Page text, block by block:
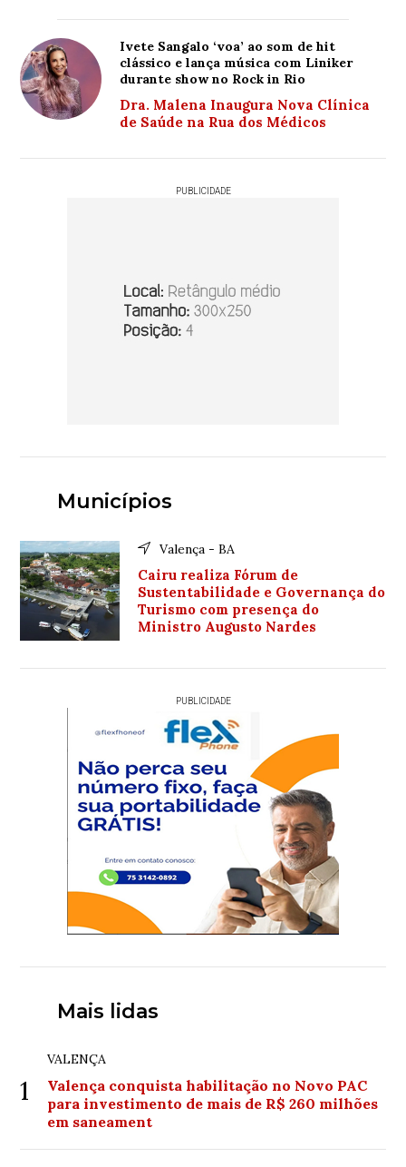
Ivete Sangalo ‘voa’ ao som de hit
clássico e lança música com Liniker
durante show no Rock in Rio
Dra. Malena Inaugura Nova Clínica
de Saúde na Rua dos Médicos
PUBLICIDADE
Municípios
Valença - BA
Cairu realiza Fórum de
Sustentabilidade e Governança do
Turismo com presença do
Ministro Augusto Nardes
PUBLICIDADE
Mais lidas
1
VALENÇA
Valença conquista habilitação no Novo PAC
para investimento de mais de R$ 260 milhões
em saneament